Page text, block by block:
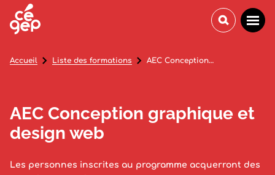
AEC Conception graphique et
design web
Les personnes inscrites au programme acquerront des
Accueil Liste des formations AEC Conception graphique et design web